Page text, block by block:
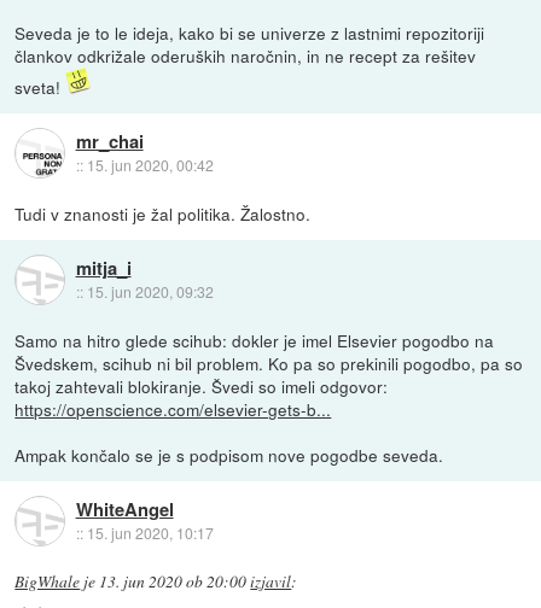
Seveda je to le ideja, kako bi se univerze z lastnimi repozitoriji
člankov odkrižale oderuških naročnin, in ne recept za rešitev
sveta!
mr_chai
:: 15. jun 2020, 00:42
Tudi v znanosti je žal politika. Žalostno.
mitja_i
:: 15. jun 2020, 09:32
Samo na hitro glede scihub: dokler je imel Elsevier pogodbo na
Švedskem, scihub ni bil problem. Ko pa so prekinili pogodbo, pa so
takoj zahtevali blokiranje. Švedi so imeli odgovor:
https://openscience.com/elsevier-gets-b...
Ampak končalo se je s podpisom nove pogodbe seveda.
WhiteAngel
:: 15. jun 2020, 10:17
BigWhale je 13. jun 2020 ob 20:00izjavil: